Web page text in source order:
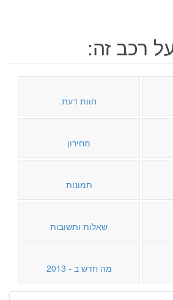
רכב זה:
חוות דעת
מחירון
תמונות
שאלות ותשובות
מה חדש ב - 2013